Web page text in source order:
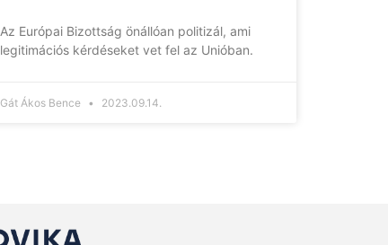
Az Európai Bizottság önállóan politizál, ami
legitimációs kérdéseket vet fel az Unióban.
Gát Ákos Bence 2023.09.14.